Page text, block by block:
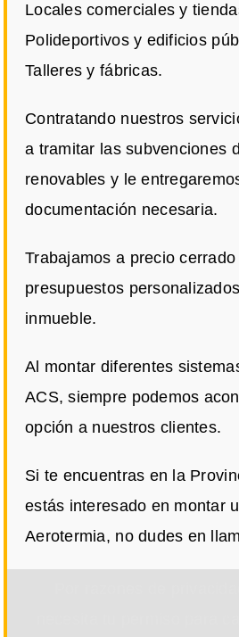
Locales comerciales y
Polideportivos y edificios
Talleres y fábricas.
Contratando nuestros
a tramitar las subvenciones
renovables y le
documentación necesaria.
Trabajamos a precio
presupuestos
inmueble.
Al montar diferentes
ACS, siempre podemos
opción a nuestros clientes.
Si te encuentras en la
estás interesado en montar
Aerotermia, no dudes en